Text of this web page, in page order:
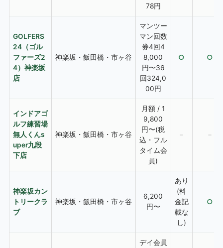
78円
GOLFERS
24（ゴル
ファーズ2
4）神楽坂
店
神楽坂・飯田橋・市ヶ谷
マンツー
マン回数
券4回4
8,000
円〜36
回324,0
00円
○ ○
インドアゴ
ルフ練習場
無人くんs
uper九段
下店
神楽坂・飯田橋・市ヶ谷
月額 / 1
9,800
円〜(税
込・フル
タイム会
員)
− −
神楽坂カン
トリークラ
ブ
神楽坂・飯田橋・市ヶ谷
6,200
円〜
あり
(料
金記
載な
し)
○
デイ会員